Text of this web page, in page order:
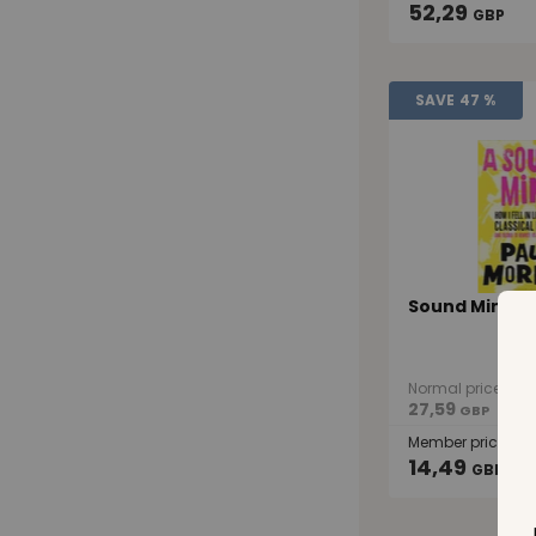
52,29 GBP
SAVE 47 %
Sound Mind
Normal price
27,59 GBP
Member price
14,49 GBP